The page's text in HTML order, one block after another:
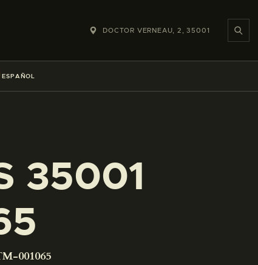
DOCTOR VERNEAU, 2, 35001
ESPAÑOL
35001
001065